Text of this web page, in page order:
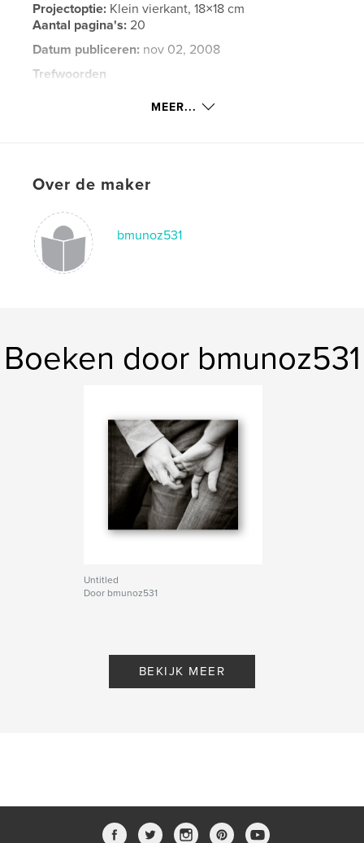
Projectoptie: Klein vierkant, 18×18 cm
Aantal pagina's:20
Datum publiceren: nov 02, 2008
Trefwoorden
MEER...
Over de maker
bmunoz531
Boeken door bmunoz531
Untitled
Door bmunoz531
BEKIJK MEER